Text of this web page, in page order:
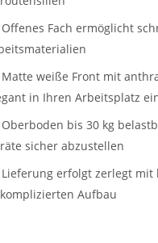
Offenes Fach ermöglicht
Matte weiße Front mit
in Ihren Arbeitsplatz
Oberboden bis 30 kg
sicher abzustellen
Lieferung erfolgt zerlegt
Aufbau